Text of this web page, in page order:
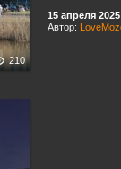
210
15 апреля 2025
Автор: